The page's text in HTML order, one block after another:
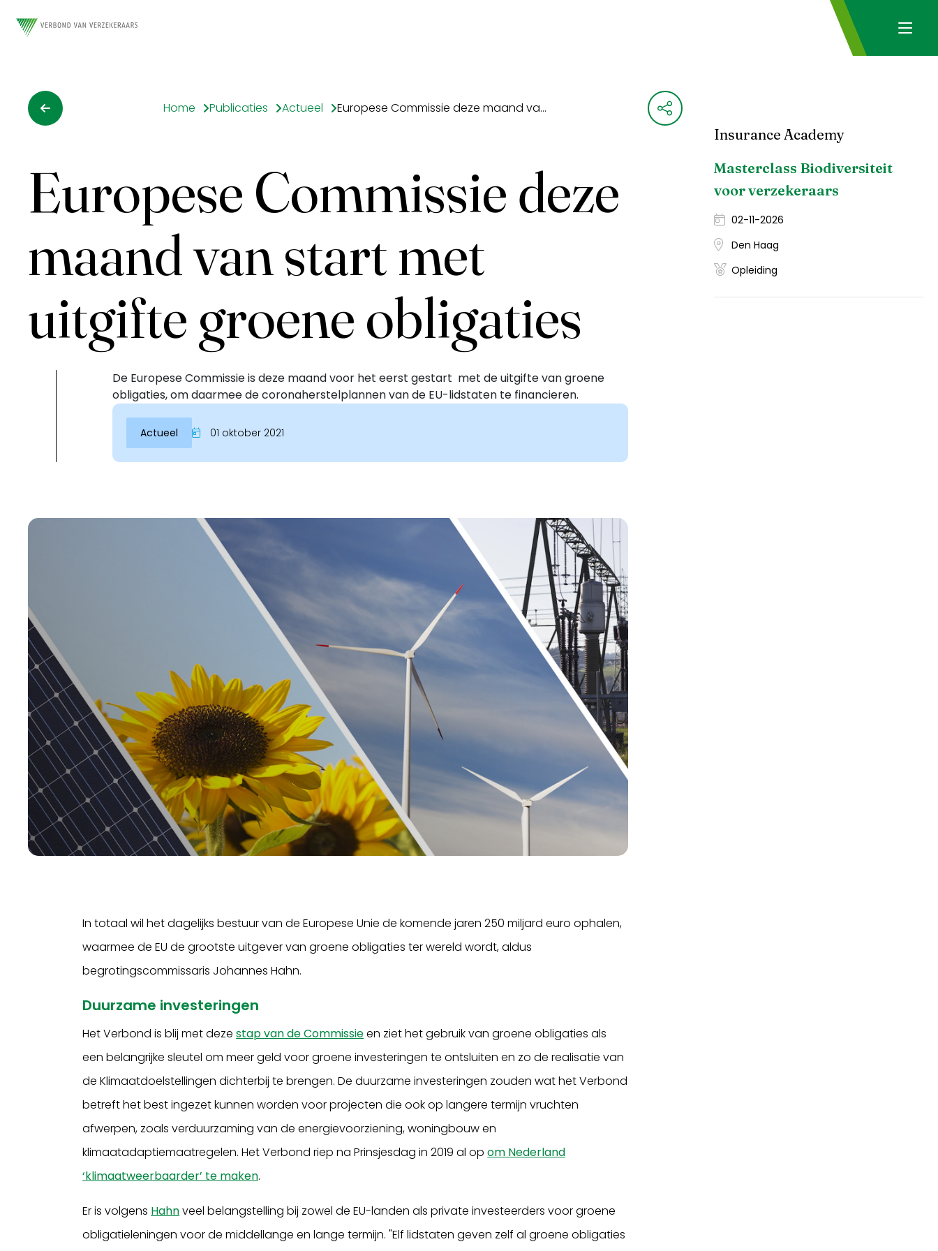
Home Publicaties Actueel Europese Commissie deze maand van start met uitgifte groene obligaties
Europese Commissie deze
maand van start met
uitgifte groene obligaties
De Europese Commissie is deze maand voor het eerst gestart met de uitgifte van groene
obligaties, om daarmee de coronaherstelplannen van de EU-lidstaten te financieren.
Actueel 01 oktober 2021
In totaal wil het dagelijks bestuur van de Europese Unie de komende jaren 250 miljard euro ophalen,
waarmee de EU de grootste uitgever van groene obligaties ter wereld wordt, aldus
begrotingscommissaris Johannes Hahn.
Duurzame investeringen
Het Verbond is blij met dezestap van de Commissieen ziet het gebruik van groene obligaties als
een belangrijke sleutel om meer geld voor groene investeringen te ontsluiten en zo de realisatie van
de Klimaatdoelstellingen dichterbij te brengen. De duurzame investeringen zouden wat het Verbond
betreft het best ingezet kunnen worden voor projecten die ook op langere termijn vruchten
afwerpen, zoals verduurzaming van de energievoorziening, woningbouw en
klimaatadaptiemaatregelen. Het Verbond riep na Prinsjesdag in 2019 al opom Nederland
‘klimaatweerbaarder’ te maken.
Er is volgens Hahnveel belangstelling bij zowel de EU-landen als private investeerders voor groene
obligatieleningen voor de middellange en lange termijn. "Elf lidstaten geven zelf al groene obligaties
Insurance Academy
Masterclass Biodiversiteit
voor verzekeraars
02-11-2026
Den Haag
Opleiding